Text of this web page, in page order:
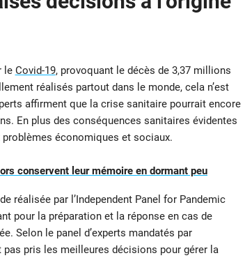
le Covid-19, provoquant le décès de 3,37 millions
réalisés partout dans le monde, cela n’est
affirment que la crise sanitaire pourrait encore
En plus des conséquences sanitaires évidentes
problèmes économiques et sociaux.
conservent leur mémoire en dormant peu
réalisée par l’Independent Panel for Pandemic
pour la préparation et la réponse en cas de
Selon le panel d’experts mandatés par
pas pris les meilleures décisions pour gérer la